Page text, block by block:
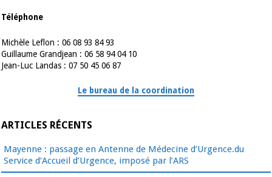
Téléphone
Michèle Leflon : 06 08 93 84 93
Guillaume Grandjean : 06 58 94 04 10
Jean-Luc Landas : 07 50 45 06 87
Le bureau de la coordination
ARTICLES RÉCENTS
Mayenne : passage en Antenne de Médecine d’Urgence.du
Service d’Accueil d’Urgence, imposé par l’ARS